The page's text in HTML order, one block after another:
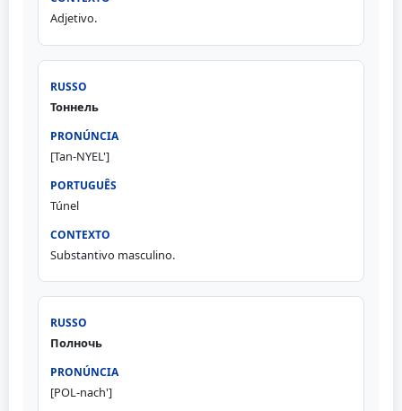
Adjetivo.
Тоннель
[Tan-NYEL']
Túnel
Substantivo masculino.
Полночь
[POL-nach']